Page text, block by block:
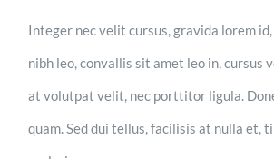
Integer nec velit cursus, gravida lorem
nibh leo, convallis sit amet leo in, cursus
at volutpat velit, nec porttitor ligula.
quam. Sed dui tellus, facilisis at nulla et,